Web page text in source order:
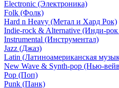
Electronic (Электроника)
Folk (Фолк)
Hard n Heavy (Метал и Хард Рок)
Indie-rock & Alternative (Инди-рок
Instrumental (Инструментал)
Jazz (Джаз)
Latin (Латиноамериканская
New Wave & Synth-pop (Нью-
Pop (Поп)
Punk (Панк)